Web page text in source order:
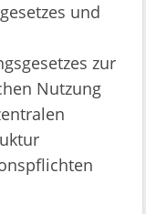
und
zur
Nutzung